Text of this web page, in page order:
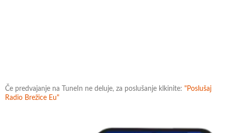
Če predvajanje na TuneIn ne deluje, za poslušanje klkinite: "Poslušaj
Radio Brežice Eu"